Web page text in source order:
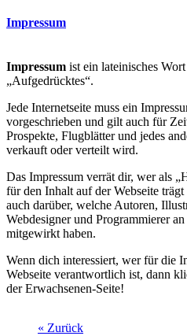
Impressum
Impressum ist ein lateinisches
„Aufgedrücktes“.
Jede Internetseite muss ein
vorgeschrieben und gilt auch für
Prospekte, Flugblätter und jedes
verkauft oder verteilt wird.
Das Impressum verrät dir, wer als
für den Inhalt auf der Webseite
auch darüber, welche Autoren,
Webdesigner und Programmierer
mitgewirkt haben.
Wenn dich interessiert, wer für die
Webseite verantwortlich ist, dann
der Erwachsenen-Seite!
« Zurück